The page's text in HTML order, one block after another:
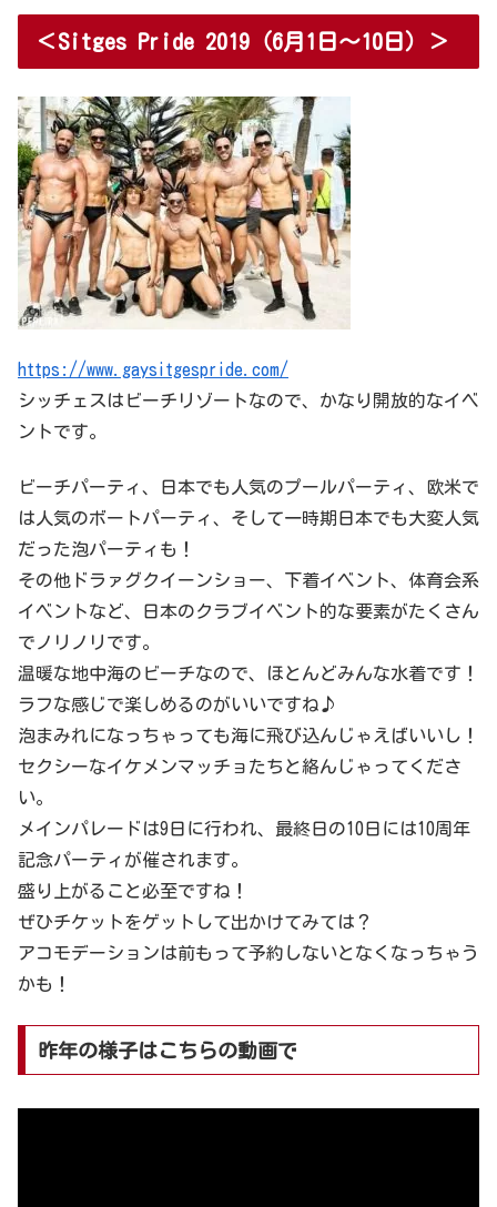
＜Sitges Pride 2019（6月1日～10日）＞
https://www.gaysitgespride.com/
シッチェスはビーチリゾートなので、かなり開放的なイベ
ントです。
ビーチパーティ、日本でも人気のプールパーティ、欧米で
は人気のボートパーティ、そして一時期日本でも大変人気
だった泡パーティも！
その他ドラァグクイーンショー、下着イベント、体育会系
イベントなど、日本のクラブイベント的な要素がたくさん
でノリノリです。
温暖な地中海のビーチなので、ほとんどみんな水着です！
ラフな感じで楽しめるのがいいですね♪
泡まみれになっちゃっても海に飛び込んじゃえばいいし！
セクシーなイケメンマッチョたちと絡んじゃってくださ
い。
メインパレードは9日に行われ、最終日の10日には10周年
記念パーティが催されます。
盛り上がること必至ですね！
ぜひチケットをゲットして出かけてみては？
アコモデーションは前もって予約しないとなくなっちゃう
かも！
昨年の様子はこちらの動画で